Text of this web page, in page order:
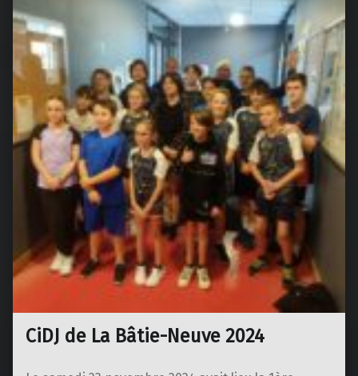
CiDJ de La Bâtie-Neuve 2024